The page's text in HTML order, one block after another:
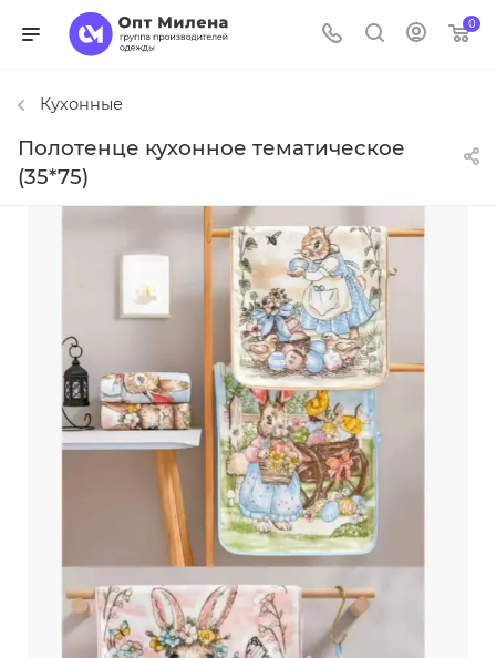
0
Кухонные
Полотенце кухонное тематическое
(35*75)